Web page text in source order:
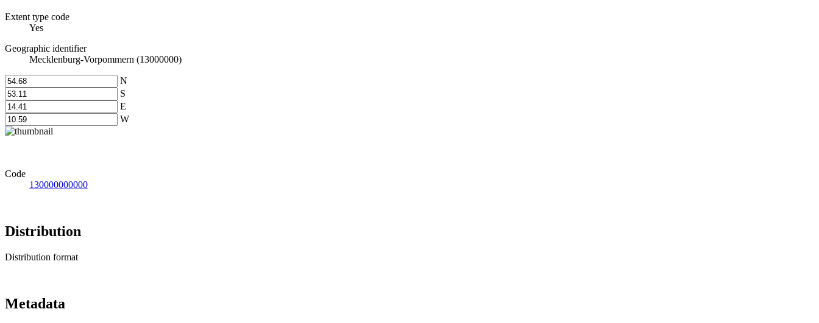
Extent type code
Yes
Geographic identifier
Mecklenburg-Vorpommern (13000000)
N
S
E
W
Code
130000000000
Distribution
Distribution format
Metadata